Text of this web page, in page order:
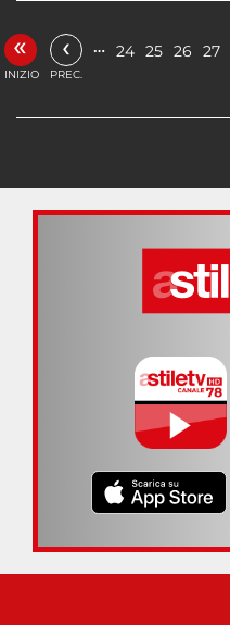
«
INIZIO
‹
PREC.
… 24 25 26 27